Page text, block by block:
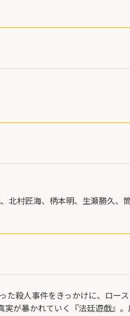
、北村匠海、柄本明、 生瀬勝久、
た殺人事件をきっかけに、ロー
が暴かれていく『法廷遊戯』。